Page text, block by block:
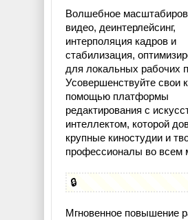
Волшебное
видео, деинтерлейсинг,
интерполяция кадров и
стабилизация,
для локальных рабочих
Усовершенствуйте свои
помощью платформы
редактирования с
интеллектом, которой
крупные киностудии и
профессионалы во всем
🔒
Мгновенное повышение